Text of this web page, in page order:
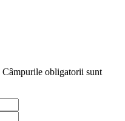
Câmpurile obligatorii sunt